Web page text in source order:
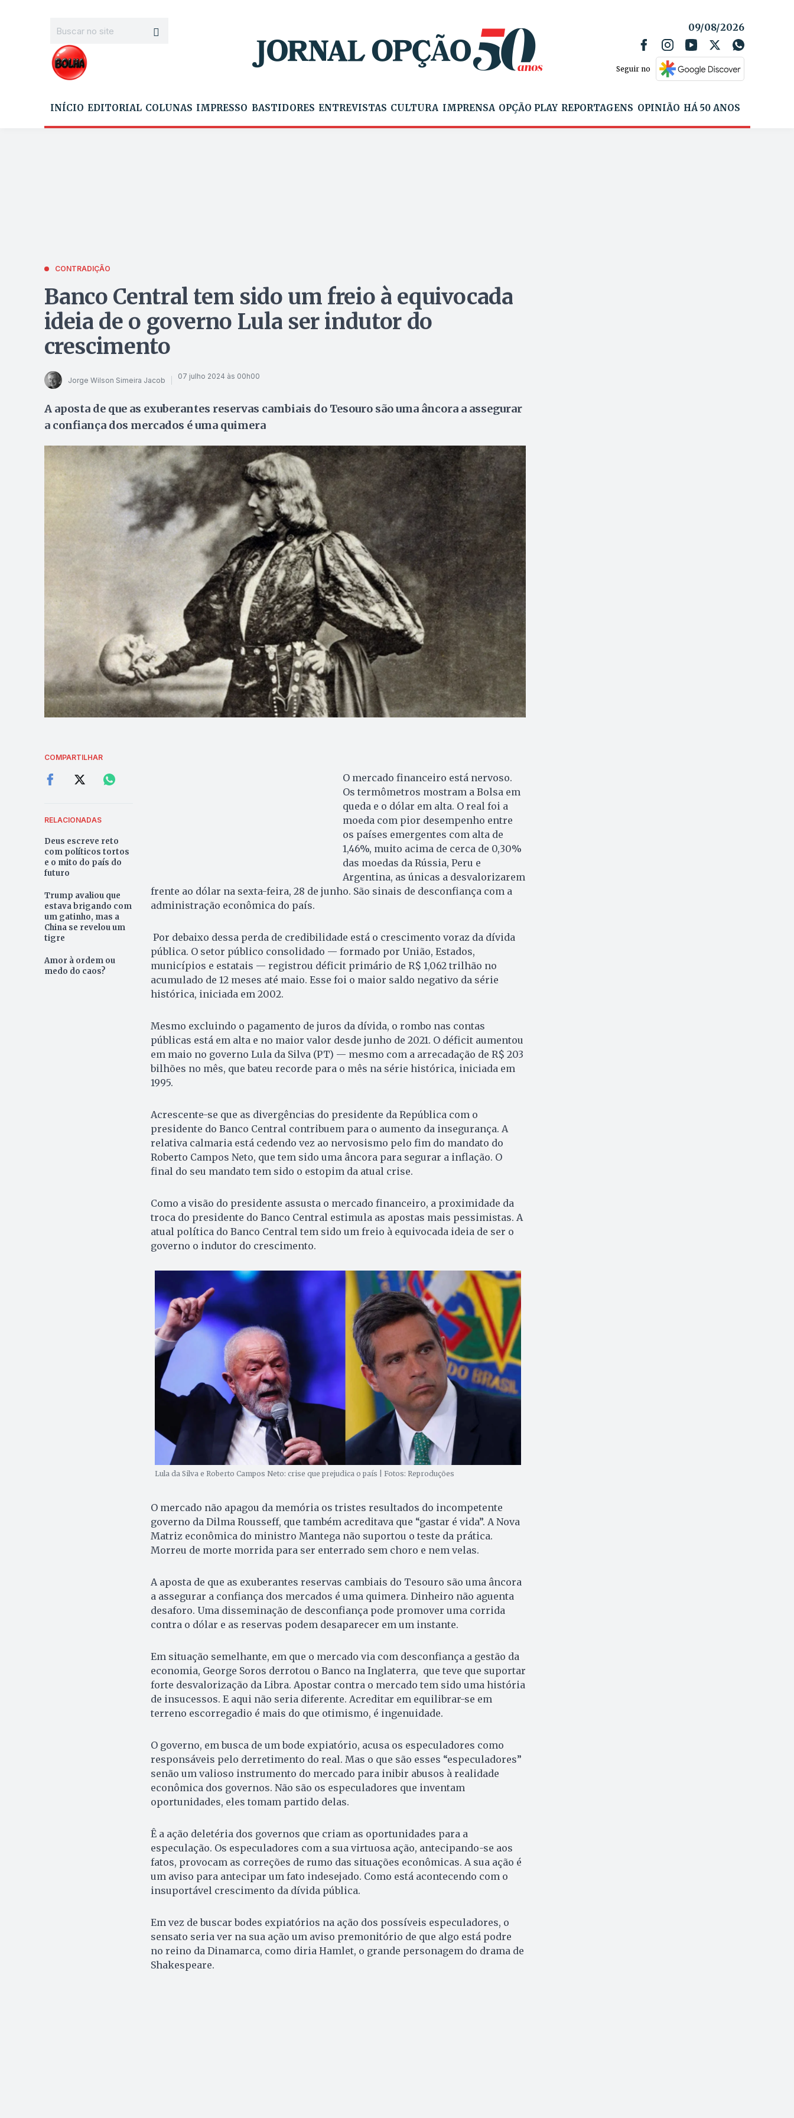
09/08/2026
Seguir no
INÍCIO EDITORIAL COLUNAS IMPRESSO BASTIDORES ENTREVISTAS CULTURA IMPRENSA OPÇÃO PLAY REPORTAGENS OPINIÃO HÁ 50 ANOS
CONTRADIÇÃO
Banco Central tem sido um freio à equivocada
ideia de o governo Lula ser indutor do
crescimento
Jorge Wilson Simeira Jacob 07 julho 2024 às 00h00
A aposta de que as exuberantes reservas cambiais do Tesouro são uma âncora a assegurar
a confiança dos mercados é uma quimera
COMPARTILHAR
RELACIONADAS
Deus escreve reto
com políticos tortos
e o mito do país do
futuro
Trump avaliou que
estava brigando com
um gatinho, mas a
China se revelou um
tigre
Amor à ordem ou
medo do caos?
O mercado financeiro está nervoso.
Os termômetros mostram a Bolsa em
queda e o dólar em alta. O real foi a
moeda com pior desempenho entre
os países emergentes com alta de
1,46%, muito acima de cerca de 0,30%
das moedas da Rússia, Peru e
Argentina, as únicas a desvalorizarem
frente ao dólar na sexta-feira, 28 de junho. São sinais de desconfiança com a
administração econômica do país.
Por debaixo dessa perda de credibilidade está o crescimento voraz da dívida
pública. O setor público consolidado — formado por União, Estados,
municípios e estatais — registrou déficit primário de R$ 1,062 trilhão no
acumulado de 12 meses até maio. Esse foi o maior saldo negativo da série
histórica, iniciada em 2002.
Mesmo excluindo o pagamento de juros da dívida, o rombo nas contas
públicas está em alta e no maior valor desde junho de 2021. O déficit aumentou
em maio no governo Lula da Silva (PT) — mesmo com a arrecadação de R$ 203
bilhões no mês, que bateu recorde para o mês na série histórica, iniciada em
1995.
Acrescente-se que as divergências do presidente da República com o
presidente do Banco Central contribuem para o aumento da insegurança. A
relativa calmaria está cedendo vez ao nervosismo pelo fim do mandato do
Roberto Campos Neto, que tem sido uma âncora para segurar a inflação. O
final do seu mandato tem sido o estopim da atual crise.
Como a visão do presidente assusta o mercado financeiro, a proximidade da
troca do presidente do Banco Central estimula as apostas mais pessimistas. A
atual política do Banco Central tem sido um freio à equivocada ideia de ser o
governo o indutor do crescimento.
Lula da Silva e Roberto Campos Neto: crise que prejudica o país | Fotos: Reproduções
O mercado não apagou da memória os tristes resultados do incompetente
governo da Dilma Rousseff, que também acreditava que “gastar é vida”. A Nova
Matriz econômica do ministro Mantega não suportou o teste da prática.
Morreu de morte morrida para ser enterrado sem choro e nem velas.
A aposta de que as exuberantes reservas cambiais do Tesouro são uma âncora
a assegurar a confiança dos mercados é uma quimera. Dinheiro não aguenta
desaforo. Uma disseminação de desconfiança pode promover uma corrida
contra o dólar e as reservas podem desaparecer em um instante.
Em situação semelhante, em que o mercado via com desconfiança a gestão da
economia, George Soros derrotou o Banco na Inglaterra, que teve que suportar
forte desvalorização da Libra. Apostar contra o mercado tem sido uma história
de insucessos. E aqui não seria diferente. Acreditar em equilibrar-se em
terreno escorregadio é mais do que otimismo, é ingenuidade.
O governo, em busca de um bode expiatório, acusa os especuladores como
responsáveis pelo derretimento do real. Mas o que são esses “especuladores”
senão um valioso instrumento do mercado para inibir abusos à realidade
econômica dos governos. Não são os especuladores que inventam
oportunidades, eles tomam partido delas.
Ê a ação deletéria dos governos que criam as oportunidades para a
especulação. Os especuladores com a sua virtuosa ação, antecipando-se aos
fatos, provocam as correções de rumo das situações econômicas. A sua ação é
um aviso para antecipar um fato indesejado. Como está acontecendo com o
insuportável crescimento da dívida pública.
Em vez de buscar bodes expiatórios na ação dos possíveis especuladores, o
sensato seria ver na sua ação um aviso premonitório de que algo está podre
no reino da Dinamarca, como diria Hamlet, o grande personagem do drama de
Shakespeare.